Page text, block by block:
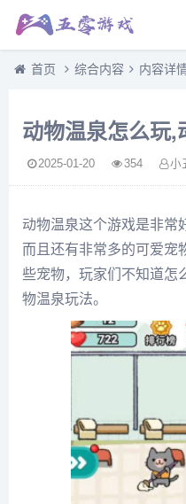
首页 综合内容 内容详
动物温泉怎么玩
2025-01-20 354 小
动物温泉这个游戏是非常
而且还有非常多的可爱宠
些宠物，玩家们不知道怎
物温泉玩法。